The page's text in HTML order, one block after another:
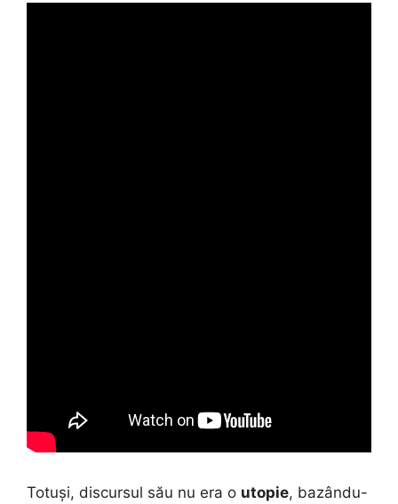
Totuși, discursul său nu era o utopie, bazându-